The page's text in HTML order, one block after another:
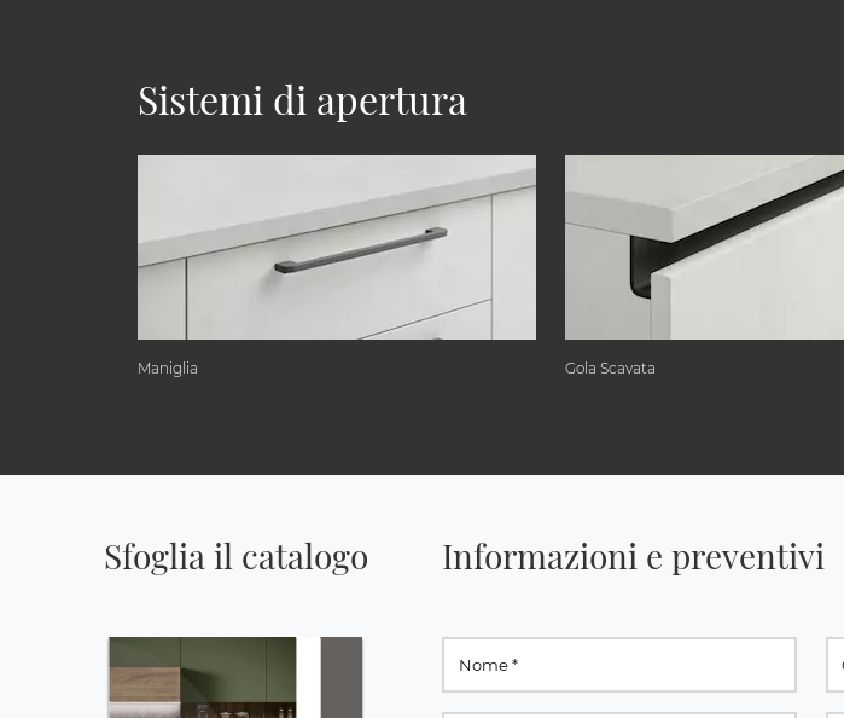
Sistemi di apertura
Maniglia Gola Scavata
Sfoglia il catalogo Informazioni e preventivi